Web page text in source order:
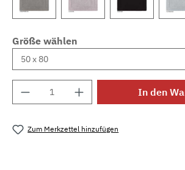
Größe wählen
Produkt Anzahl: Gib den
In den
Zum Merkzettel hinzufügen